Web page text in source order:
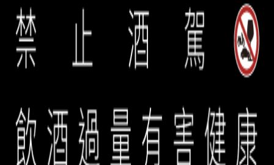
誠品生活餐旅事業群 copyright © 2026 eslite spectrum all rights